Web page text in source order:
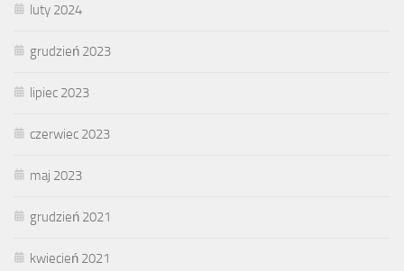
luty 2024
grudzień 2023
lipiec 2023
czerwiec 2023
maj 2023
grudzień 2021
kwiecień 2021